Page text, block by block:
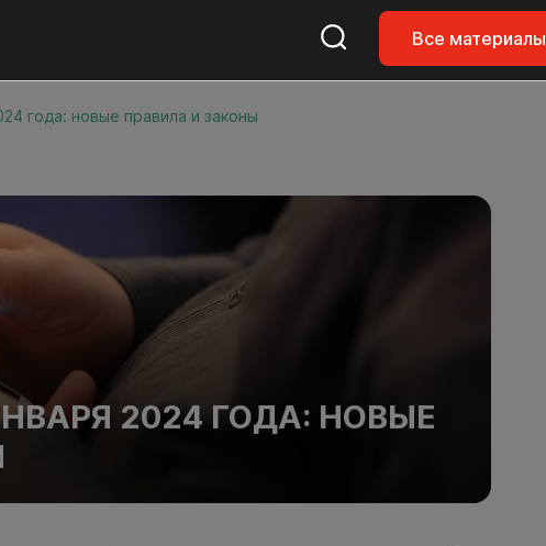
Все материалы
года: новые правила и законы
2024 ГОДА: НОВЫЕ